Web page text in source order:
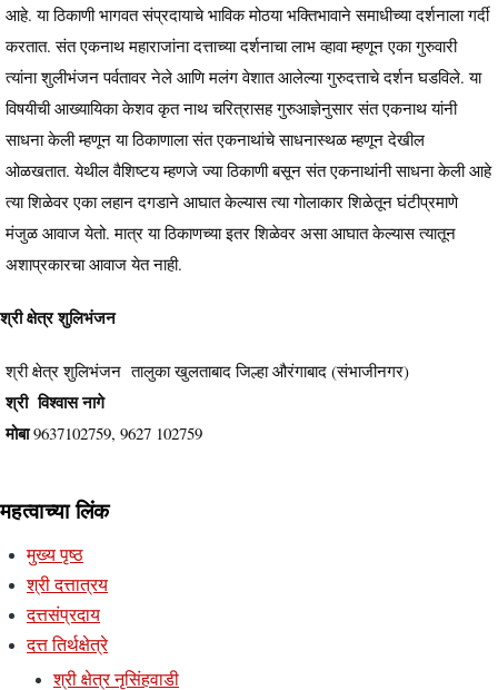
आहे. या ठिकाणी भागवत संप्रदायाचे भाविक मोठया भक्तिभावाने समाधीच्या दर्शनाला गर्दी
करतात. संत एकनाथ महाराजांना दत्ताच्या दर्शनाचा लाभ व्हावा म्हणून एका गुरुवारी
त्यांना शुलीभंजन पर्वतावर नेले आणि मलंग वेशात आलेल्या गुरुदत्ताचे दर्शन घडविले. या
विषयीची आख्यायिका केशव कृत नाथ चरित्रासह गुरुआज्ञेनुसार संत एकनाथ यांनी
साधना केली म्हणून या ठिकाणाला संत एकनाथांचे साधनास्थळ म्हणून देखील
ओळखतात. येथील वैशिष्टय म्हणजे ज्या ठिकाणी बसून संत एकनाथांनी साधना केली आहे
त्या शिळेवर एका लहान दगडाने आघात केल्यास त्या गोलाकार शिळेतून घंटीप्रमाणे
मंजुळ आवाज येतो. मात्र या ठिकाणच्या इतर शिळेवर असा आघात केल्यास त्यातून
अशाप्रकारचा आवाज येत नाही.
श्री क्षेत्र शुलिभंजन
श्री क्षेत्र शुलिभंजन तालुका खुलताबाद जिल्हा औरंगाबाद (संभाजीनगर)
श्री विश्वास नागे
मोबा9637102759, 9627 102759
महत्वाच्या लिंक
मुख्य पृष्ठ
श्री दत्तात्रय
दत्तसंप्रदाय
दत्त तिर्थक्षेत्रे
श्री क्षेत्र नृसिंहवाडी